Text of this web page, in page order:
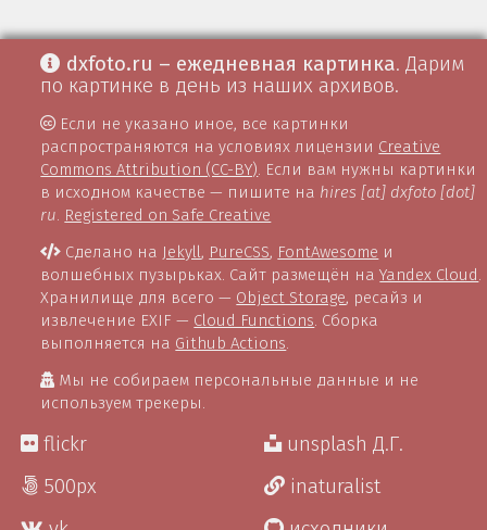
dxfoto.ru – ежедневная картинка. Дарим
по картинке в день из наших архивов.
Если не указано иное, все картинки
распространяются на условиях лицензии Creative
Commons Attribution (CC-BY) . Если вам нужны картинки
в исходном качестве — пишите на hires [at] dxfoto [dot]
ru Registered on Safe Creative
Сделано на Jekyll, PureCSS, FontAwesome и
волшебных пузырьках. Сайт размещён наYandex Cloud
Хранилище для всего — Object Storage, ресайз и
извлечение EXIF — Cloud Functions . Сборка
выполняется на Github Actions
Мы не собираем персональные данные и не
используем трекеры.
flickr
500px
unsplash Д.Г.
inaturalist